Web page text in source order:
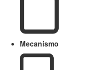
Mecanismo